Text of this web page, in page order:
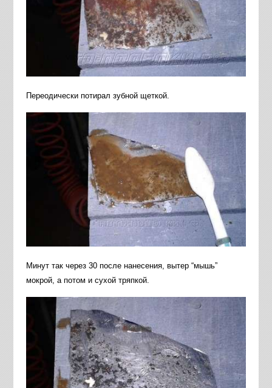
Переодически потирал зубной щеткой.
Минут так через 30 после нанесения, вытер “мышь”
мокрой, а потом и сухой тряпкой.